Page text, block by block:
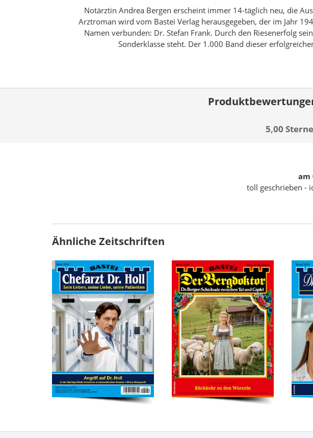
Notärztin Andrea Bergen erscheint immer 14-täglich neu, die
Arztroman wird vom Bastei Verlag herausgegeben, der im Jahr
Namen verbunden: Dr. Stefan Frank. Durch den Riesenerfolg
Sonderklasse steht. Der 1.000 Band dieser
5,00
am
toll geschrieben -
Ähnliche Zeitschriften